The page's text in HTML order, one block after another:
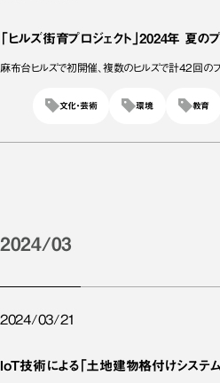
「ヒルズ街育プロジェクト」2024年 夏の
麻布台ヒルズで初開催、複数のヒルズで計42回の
教育
環境
文化・芸術
2024/03
2024/03/21
IoT技術による「土地建物格付けシステ